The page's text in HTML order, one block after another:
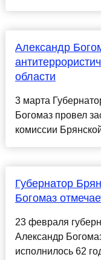
Александр
области
3 марта
Богомаз провел
комиссии
Губернатор
Богомаз
23 февраля
Александр
исполнилось 62